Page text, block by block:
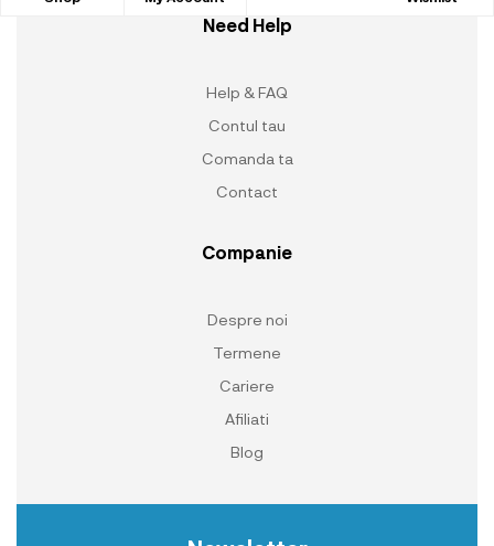
Need Help
Help & FAQ
Contul tau
Comanda ta
Contact
Companie
Despre noi
Termene
Cariere
Afiliati
Blog